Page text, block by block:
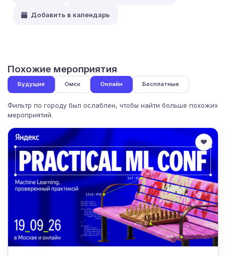
Добавить в календарь
Похожие мероприятия
Будущие Омск Онлайн Бесплатные
Фильтр по городу был ослаблен, чтобы найти больше похожих
мероприятий.